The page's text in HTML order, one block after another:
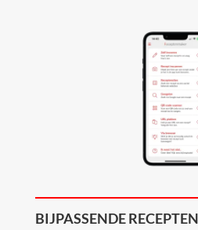
BIJPASSENDE